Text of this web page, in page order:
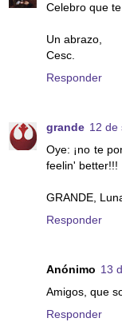
Celebro que
Un abrazo,
Cesc.
Responder
grande 12 de
Oye: ¡no te
feelin' better!!!
GRANDE,
Responder
Anónimo 13
Amigos, que
Responder